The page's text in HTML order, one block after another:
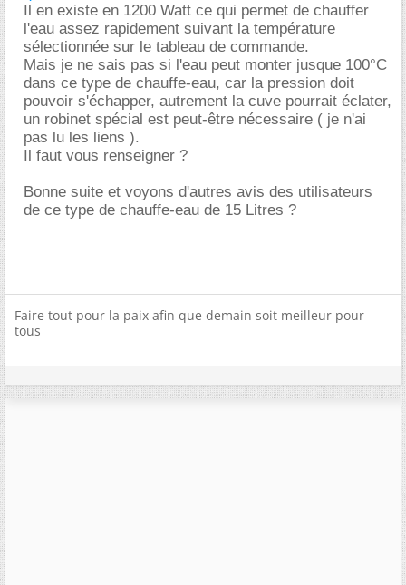
Il en existe en 1200 Watt ce qui permet de chauffer
l'eau assez rapidement suivant la température
sélectionnée sur le tableau de commande.
Mais je ne sais pas si l'eau peut monter jusque 100°C
dans ce type de chauffe-eau, car la pression doit
pouvoir s'échapper, autrement la cuve pourrait éclater,
un robinet spécial est peut-être nécessaire ( je n'ai
pas lu les liens ).
Il faut vous renseigner ?
Bonne suite et voyons d'autres avis des utilisateurs
de ce type de chauffe-eau de 15 Litres ?
Faire tout pour la paix afin que demain soit meilleur pour
tous